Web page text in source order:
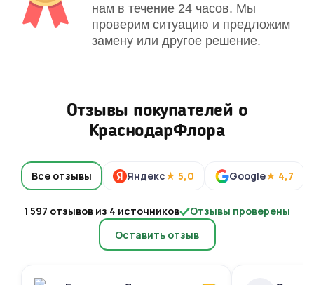
нам в течение 24 часов. Мы
проверим ситуацию и предложим
замену или другое решение.
Отзывы покупателей о
КраснодарФлора
Все отзывы Яндекс★ 5,0 Google★ 4,7
1 597 отзывов из 4 источников
Отзывы проверены
Оставить отзыв